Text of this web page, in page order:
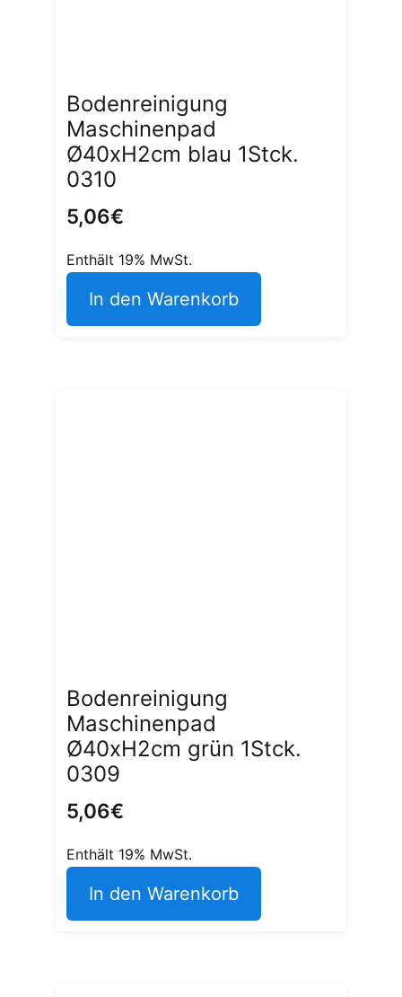
Bodenreinigung
Maschinenpad
Ø40xH2cm blau 1Stck.
0310
5,06€
Enthält 19% MwSt.
In den Warenkorb
Bodenreinigung
Maschinenpad
Ø40xH2cm grün 1Stck.
0309
5,06€
Enthält 19% MwSt.
In den Warenkorb